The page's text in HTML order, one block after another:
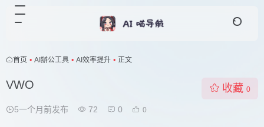
首页 • AI辦公工具 • AI效率提升 • 正文
VWO
5一个月前发布 72 0 0
收藏 0